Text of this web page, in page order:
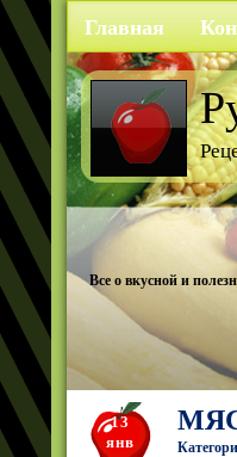
Главная
Все о вкусной и
13
янв